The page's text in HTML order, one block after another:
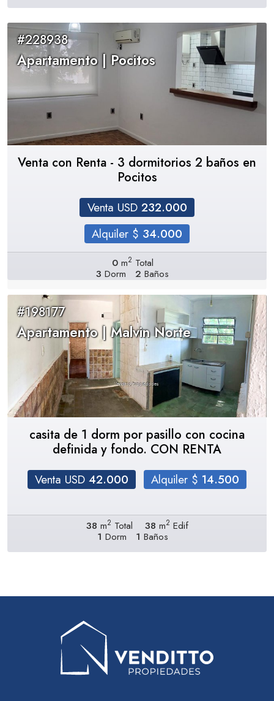
#228938
Apartamento | Pocitos
Venta con Renta - 3 dormitorios 2 baños en
Pocitos
Venta USD 232.000
Alquiler $ 34.000
0m2 Total
3 Dorm 2 Baños
#198177
Apartamento | Malvin Norte
casita de 1 dorm por pasillo con cocina
definida y fondo. CON RENTA
Venta USD 42.000 Alquiler $ 14.500
38 m2 Total 38 m2 Edif
1 Dorm 1 Baños